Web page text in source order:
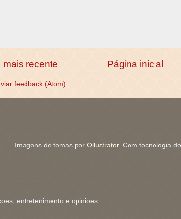
mais recente Página inicial
feedback (Atom)
Imagens de temas por Ollustrator. Com tecnologia do
entretenimento e opinioes